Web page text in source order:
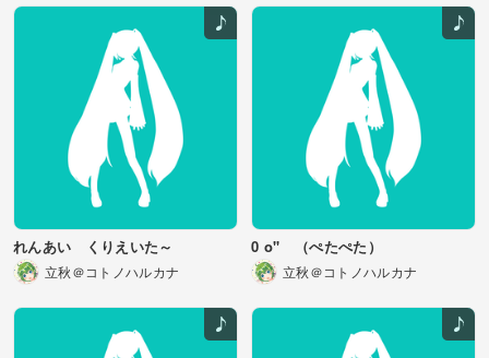
れんあい くりえいた～
立秋＠コトノハルカナ
0 o'' （ぺたぺた）
立秋＠コトノハルカナ